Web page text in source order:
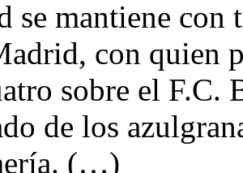
se mantiene con
con quien
sobre el F.C.
de los
(…)